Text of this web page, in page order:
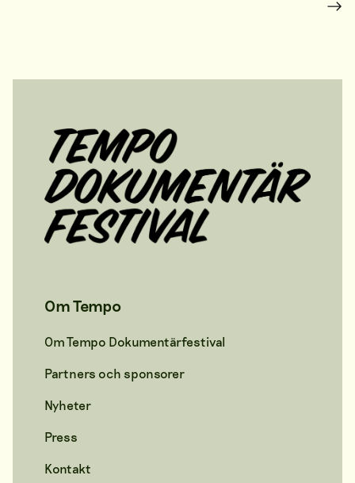
Om Tempo
Om Tempo Dokumentärfestival
Partners och sponsorer
Nyheter
Press
Kontakt